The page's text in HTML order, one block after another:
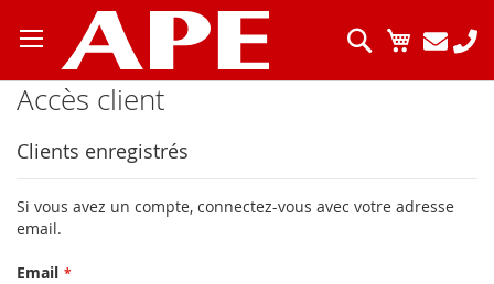
au
contenu
Mon
Chercher
Accès client
Clients enregistrés
Si vous avez un compte, connectez-vous avec votre adresse
email.
Email